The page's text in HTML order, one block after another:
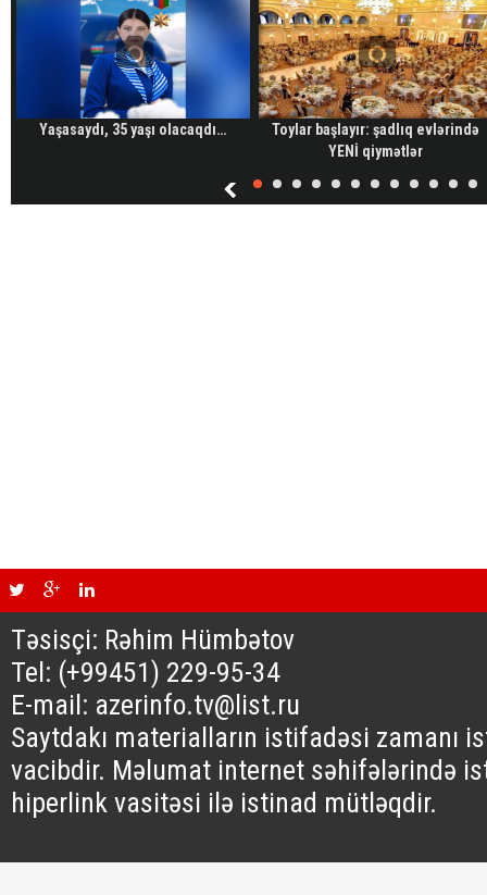
Yaşasaydı, 35 yaşı olacaqdı…
Toylar başlayır: şadlıq evlərində
YENİ qiymətlər
Təsisçi: Rəhim Hümbətov
Tel: (+99451) 229-95-34
E-mail: azerinfo.tv@list.ru
Saytdakı materialların istifadəsi zamanı
vacibdir. Məlumat internet səhifələrində
hiperlink vasitəsi ilə istinad mütləqdir.